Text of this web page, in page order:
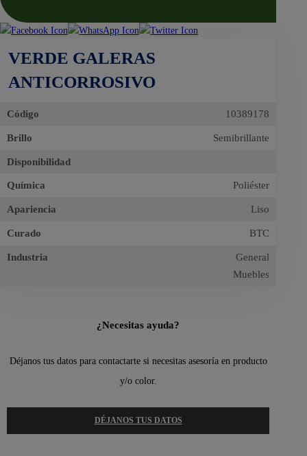
VERDE GALERAS
ANTICORROSIVO
Código 10389178
Brillo Semibrillante
Disponibilidad
Química Poliéster
Apariencia Liso
Curado BTC
Industria
General
Muebles
¿Necesitas ayuda?
Déjanos tus datos para contactarte si necesitas asesoría en producto
y/o color.
DÉJANOS TUS DATOS